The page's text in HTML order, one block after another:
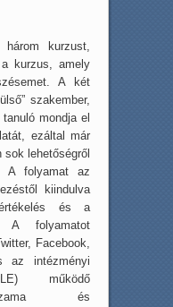
három kurzust,
kurzus, amely
A két
szakember,
mondja el
ezáltal már
lehetőségről
A folyamat az
kiindulva
és a
A folyamatot
Facebook,
az intézményi
működő
és